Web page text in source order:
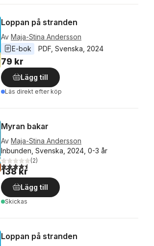
Loppan på stranden
Av Maja-Stina Andersson
E-bok
PDF Svenska 2024
79 kr
Lägg till
Läs direkt efter köp
Myran bakar
Av Maja-Stina Andersson
Inbunden, Svenska, 2024, 0-3 år
4,5utav 5 stjärnor. Totalt antal röster:
(2)
138 kr
Lägg till
Skickas
Loppan på stranden